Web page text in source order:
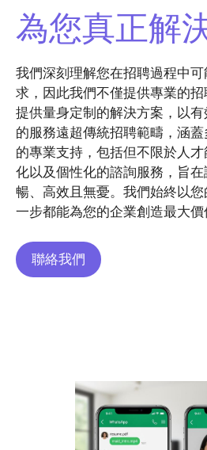
為您真正解
我們深刻理解您在招聘過程中
求，因此我們不僅提供專業的
提供量身定制的解決方案，以
的服務遠超傳統招聘範疇，涵
的專業支持，包括但不限於人
化以及個性化的諮詢服務，旨
暢、高效且無憂。我們始終以
一步都能為您的企業創造最大價
聯絡我們